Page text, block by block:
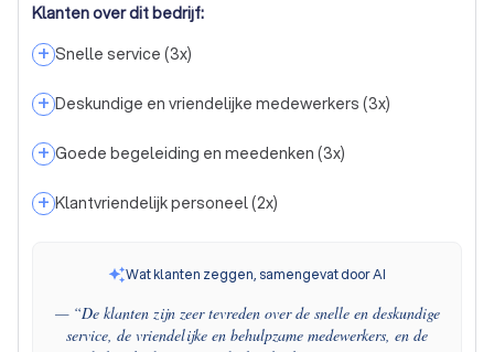
Klanten over dit bedrijf:
+ Snelle service (3x)
+ Deskundige en vriendelijke medewerkers (3x)
+ Goede begeleiding en meedenken (3x)
+ Klantvriendelijk personeel(2x)
Wat klanten zeggen, samengevat door AI
— “De klanten zijn zeer tevreden over de snelle en deskundige
service, de vriendelijke en behulpzame medewerkers, en de